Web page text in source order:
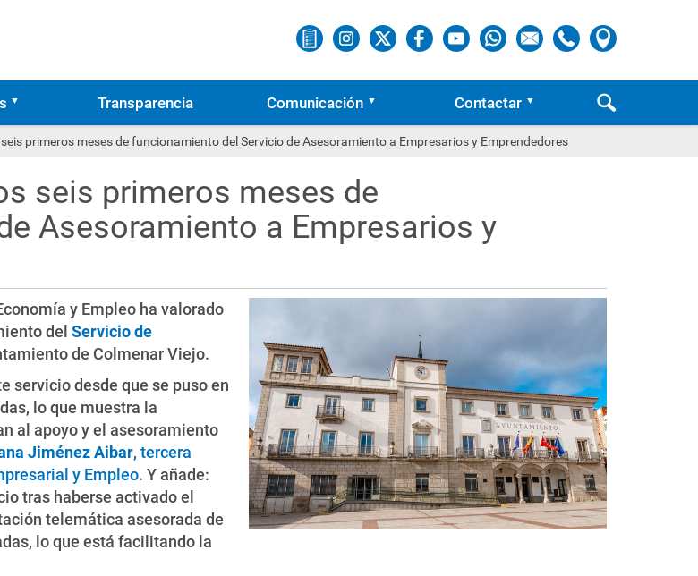
Transparencia Comunicación Contactar
primeros meses de funcionamiento del Servicio de Asesoramiento a Empresarios y Emprendedores
seis primeros meses de
Asesoramiento a Empresarios y
y Empleo ha valorado
del Servicio de
de Colmenar Viejo.
servicio desde que se puso en
lo que muestra la
al apoyo y el asesoramiento
Jiménez Aibar, tercera
y Empleo. Y añade:
tras haberse activado el
telemática asesorada de
lo que está facilitando la